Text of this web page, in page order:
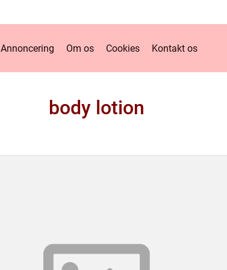
Annoncering Om os Cookies Kontakt os
body lotion